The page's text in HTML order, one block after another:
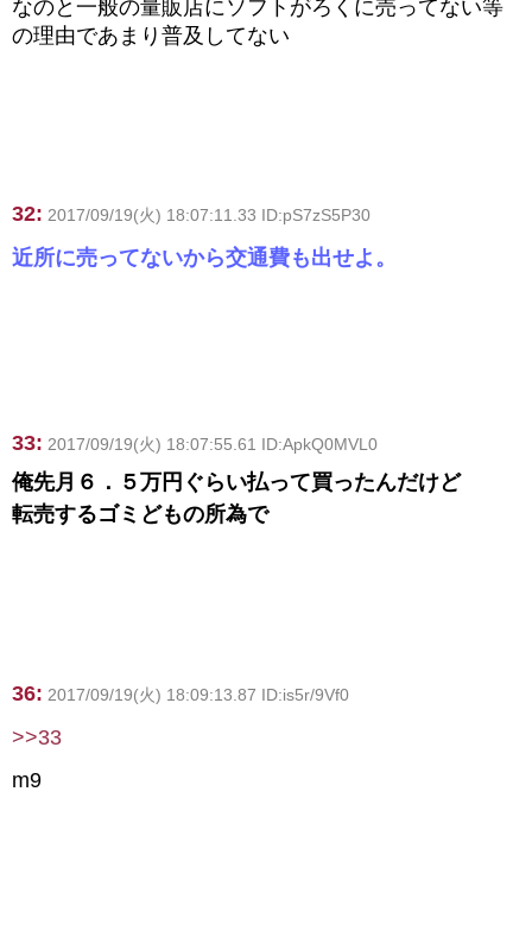
なのと一般の量販店にソフトがろくに売ってない等
の理由であまり普及してない
32: 2017/09/19(火) 18:07:11.33 ID:pS7zS5P30
近所に売ってないから交通費も出せよ。
33: 2017/09/19(火) 18:07:55.61 ID:ApkQ0MVL0
俺先月６．５万円ぐらい払って買ったんだけど
転売するゴミどもの所為で
36: 2017/09/19(火) 18:09:13.87 ID:is5r/9Vf0
>>33
m9